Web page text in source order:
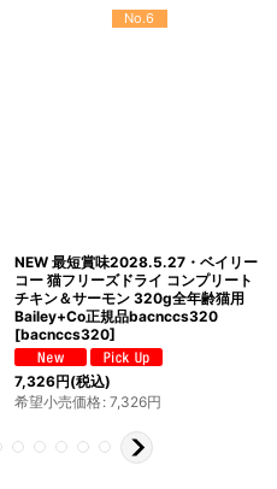
No.6
NEW 最短賞味2028.5.27・ベイリー
コー 猫フリーズドライ コンプリート
チキン＆サーモン 320g全年齢猫用
Bailey+Co正規品bacnccs320
[bacnccs320]
7,326円(税込)
希望小売価格: 7,326円